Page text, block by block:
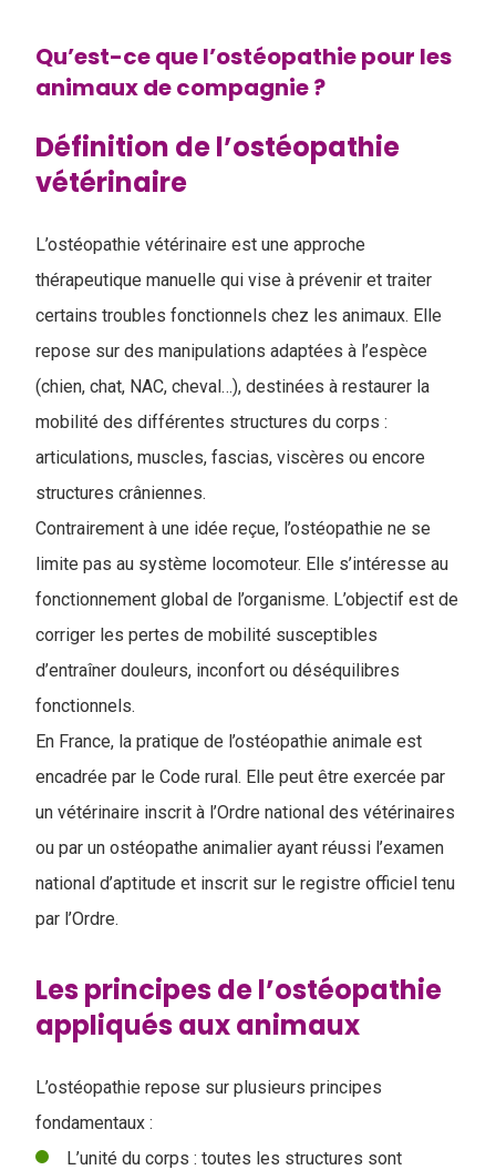
Qu’est-ce que l’ostéopathie pour les
animaux de compagnie ?
Définition de l’ostéopathie
vétérinaire
L’ostéopathie vétérinaire est une approche
thérapeutique manuelle qui vise à prévenir et traiter
certains troubles fonctionnels chez les animaux. Elle
repose sur des manipulations adaptées à l’espèce
(chien, chat, NAC, cheval…), destinées à restaurer la
mobilité des différentes structures du corps :
articulations, muscles, fascias, viscères ou encore
structures crâniennes.
Contrairement à une idée reçue, l’ostéopathie ne se
limite pas au système locomoteur. Elle s’intéresse au
fonctionnement global de l’organisme. L’objectif est de
corriger les pertes de mobilité susceptibles
d’entraîner douleurs, inconfort ou déséquilibres
fonctionnels.
En France, la pratique de l’ostéopathie animale est
encadrée par le Code rural. Elle peut être exercée par
un vétérinaire inscrit à l’Ordre national des vétérinaires
ou par un ostéopathe animalier ayant réussi l’examen
national d’aptitude et inscrit sur le registre officiel tenu
par l’Ordre.
Les principes de l’ostéopathie
appliqués aux animaux
L’ostéopathie repose sur plusieurs principes
fondamentaux :
L’unité du corps : toutes les structures sont